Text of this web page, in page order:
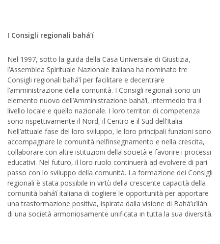
I Consigli regionali bahá’í
Nel 1997, sotto la guida della Casa Universale di Giustizia,
l’Assemblea Spirituale Nazionale italiana ha nominato tre
Consigli regionali bahá’í per facilitare e decentrare
l’amministrazione della comunità. I Consigli regionali sono un
elemento nuovo dell’Amministrazione bahá’í, intermedio tra il
livello locale e quello nazionale. I loro territori di competenza
sono rispettivamente il Nord, il Centro e il Sud dell’Italia.
Nell’attuale fase del loro sviluppo, le loro principali funzioni sono
accompagnare le comunità nell’insegnamento e nella crescita,
collaborare con altre istituzioni della società e favorire i processi
educativi. Nel futuro, il loro ruolo continuerà ad evolvere di pari
passo con lo sviluppo della comunità. La formazione dei Consigli
regionali è stata possibile in virtù della crescente capacità della
comunità bahá’í italiana di cogliere le opportunità per apportare
una trasformazione positiva, ispirata dalla visione di Bahá’u’lláh
di una società armoniosamente unificata in tutta la sua diversità.